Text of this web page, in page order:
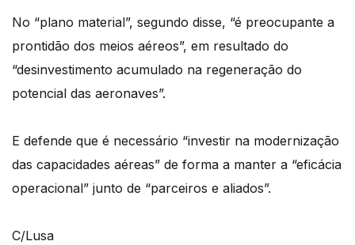
No “plano material”, segundo disse, “é preocupante a
prontidão dos meios aéreos”, em resultado do
“desinvestimento acumulado na regeneração do
potencial das aeronaves”.
E defende que é necessário “investir na modernização
das capacidades aéreas” de forma a manter a “eficácia
operacional” junto de “parceiros e aliados”.
C/Lusa